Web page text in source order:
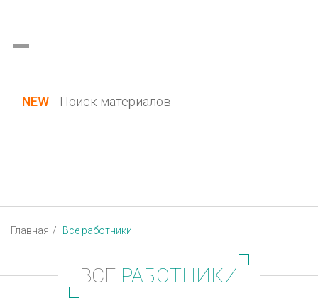
NEW Поиск материалов
Главная Все работники
ВСЕ РАБОТНИКИ